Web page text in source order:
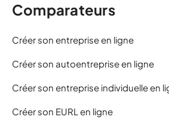
Comparateurs
Créer son entreprise en ligne
Créer son autoentreprise en ligne
Créer son entreprise individuelle en
Créer son EURL en ligne